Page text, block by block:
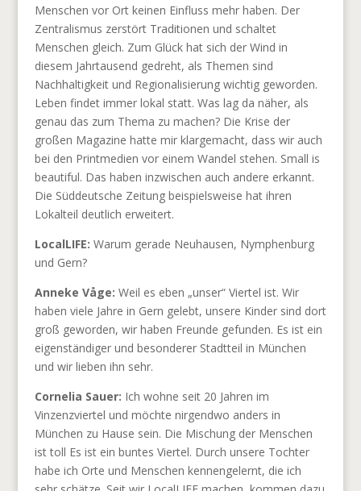
Menschen vor Ort keinen Einfluss mehr haben. Der
Zentralismus zerstört Traditionen und schaltet
Menschen gleich. Zum Glück hat sich der Wind in
diesem Jahrtausend gedreht, als Themen sind
Nachhaltigkeit und Regionalisierung wichtig geworden.
Leben findet immer lokal statt. Was lag da näher, als
genau das zum Thema zu machen? Die Krise der
großen Magazine hatte mir klargemacht, dass wir auch
bei den Printmedien vor einem Wandel stehen. Small is
beautiful. Das haben inzwischen auch andere erkannt.
Die Süddeutsche Zeitung beispielsweise hat ihren
Lokalteil deutlich erweitert.
LocalLIFE: Warum gerade Neuhausen, Nymphenburg
und Gern?
Anneke Våge: Weil es eben „unser“ Viertel ist. Wir
haben viele Jahre in Gern gelebt, unsere Kinder sind dort
groß geworden, wir haben Freunde gefunden. Es ist ein
eigenständiger und besonderer Stadtteil in München
und wir lieben ihn sehr.
Cornelia Sauer: Ich wohne seit 20 Jahren im
Vinzenzviertel und möchte nirgendwo anders in
München zu Hause sein. Die Mischung der Menschen
ist toll Es ist ein buntes Viertel. Durch unsere Tochter
habe ich Orte und Menschen kennengelernt, die ich